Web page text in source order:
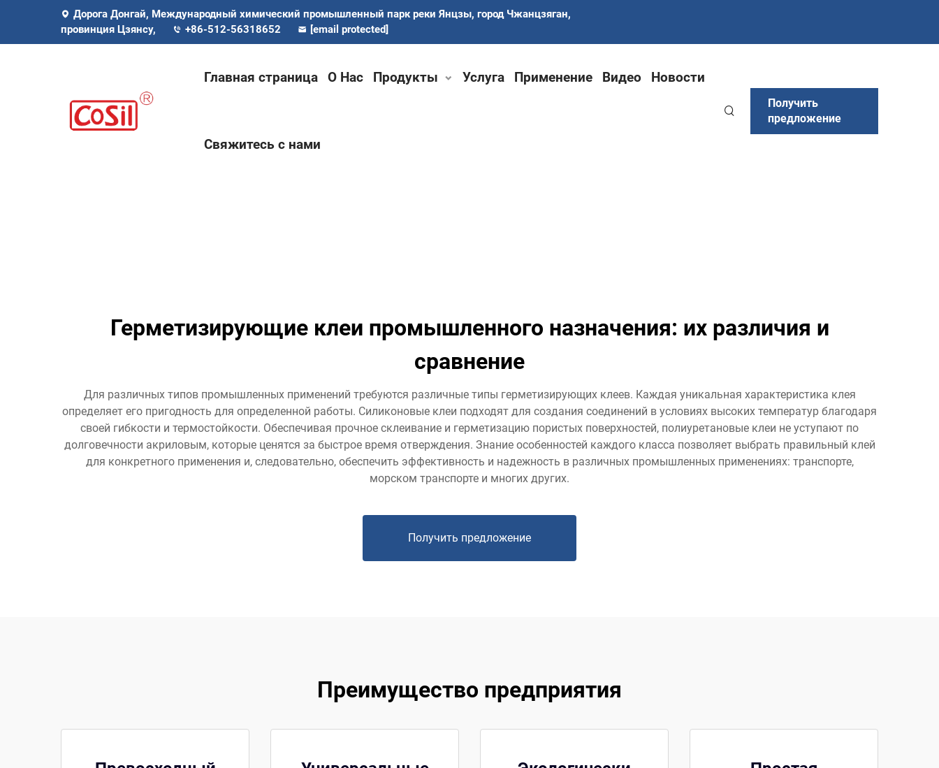
Дорога Донгай, Международный химический промышленный парк реки Янцзы, город Чжанцзяган,
провинция Цзянсу,
+86-512-56318652 [email protected]
Главная страница О Нас Продукты Услуга Применение Видео Новости
Свяжитесь с нами
Получить
предложение
Герметизирующие клеи промышленного назначения: их различия и
сравнение
Для различных типов промышленных применений требуются различные типы герметизирующих клеев. Каждая уникальная характеристика клея
определяет его пригодность для определенной работы. Силиконовые клеи подходят для создания соединений в условиях высоких температур благодаря
своей гибкости и термостойкости. Обеспечивая прочное склеивание и герметизацию пористых поверхностей, полиуретановые клеи не уступают по
долговечности акриловым, которые ценятся за быстрое время отверждения. Знание особенностей каждого класса позволяет выбрать правильный клей
для конкретного применения и, следовательно, обеспечить эффективность и надежность в различных промышленных применениях: транспорте,
морском транспорте и многих других.
Получить предложение
Преимущество предприятия